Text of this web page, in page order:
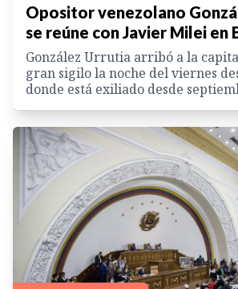
Opositor venezolano
se reúne con Javier Milei en
González Urrutia arribó a la
gran sigilo la noche del viernes
donde está exiliado desde